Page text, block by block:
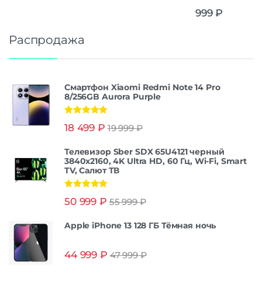
999₽
Распродажа
Смартфон Xiaomi Redmi Note 14 Pro
8/256GB Aurora Purple
из 5
18 499 ₽ 19 999₽
Телевизор Sber SDX 65U4121 черный
3840x2160, 4K Ultra HD, 60 Гц, Wi-Fi, Smart
TV, Салют ТВ
из 5
50 999 ₽ 55 999₽
Apple iPhone 13 128 ГБ Тёмная ночь
44 999 ₽ 47 999₽